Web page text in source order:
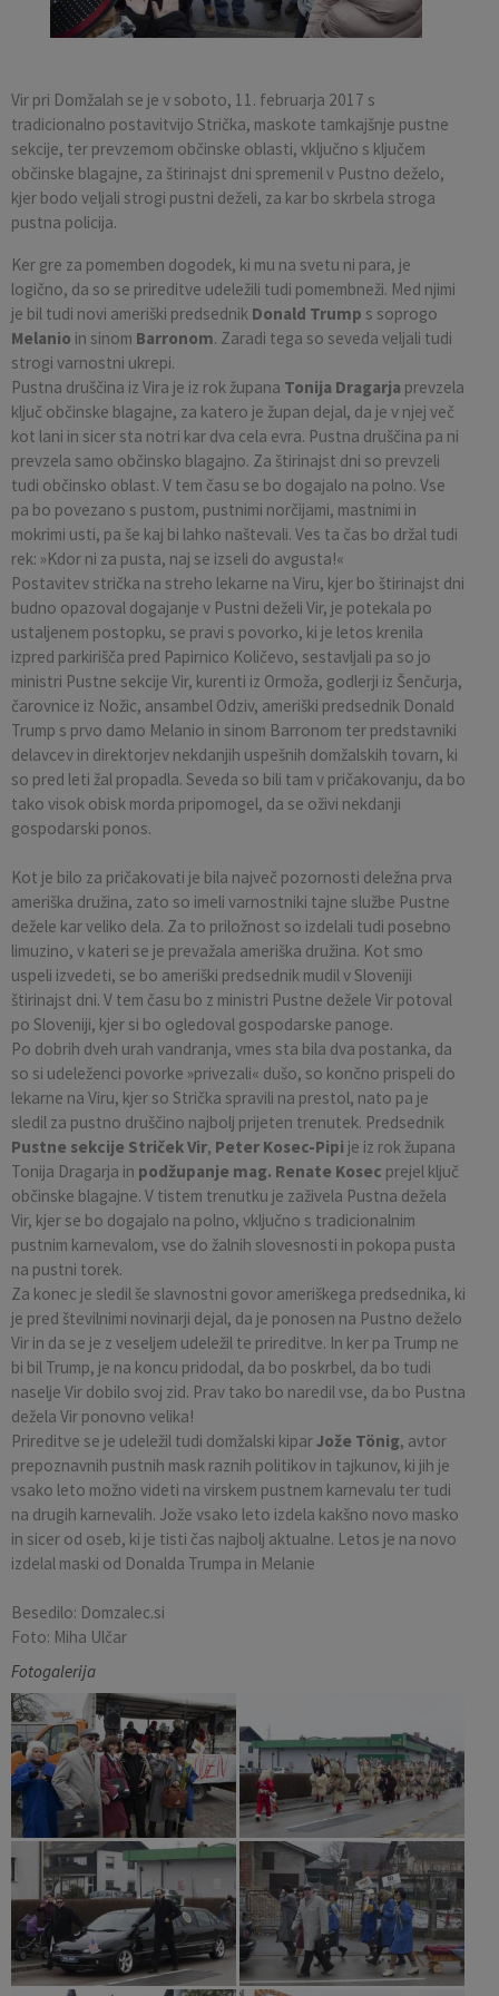
Vir pri Domžalah se je v soboto, 11. februarja 2017 s
tradicionalno postavitvijo Strička, maskote tamkajšnje pustne
sekcije, ter prevzemom občinske oblasti, vključno s ključem
občinske blagajne, za štirinajst dni spremenil v Pustno deželo,
kjer bodo veljali strogi pustni deželi, za kar bo skrbela stroga
pustna policija.
Ker gre za pomemben dogodek, ki mu na svetu ni para, je
logično, da so se prireditve udeležili tudi pomembneži. Med njimi
je bil tudi novi ameriški predsednik Donald Trump s soprogo
Melanio in sinom Barronom. Zaradi tega so seveda veljali tudi
strogi varnostni ukrepi.
Pustna druščina iz Vira je iz rok župana Tonija Dragarja prevzela
ključ občinske blagajne, za katero je župan dejal, da je v njej več
kot lani in sicer sta notri kar dva cela evra. Pustna druščina pa ni
prevzela samo občinsko blagajno. Za štirinajst dni so prevzeli
tudi občinsko oblast. V tem času se bo dogajalo na polno. Vse
pa bo povezano s pustom, pustnimi norčijami, mastnimi in
mokrimi usti, pa še kaj bi lahko naštevali. Ves ta čas bo držal tudi
rek: »Kdor ni za pusta, naj se izseli do avgusta!«
Postavitev strička na streho lekarne na Viru, kjer bo štirinajst dni
budno opazoval dogajanje v Pustni deželi Vir, je potekala po
ustaljenem postopku, se pravi s povorko, ki je letos krenila
izpred parkirišča pred Papirnico Količevo, sestavljali pa so jo
ministri Pustne sekcije Vir, kurenti iz Ormoža, godlerji iz Šenčurja,
čarovnice iz Nožic, ansambel Odziv, ameriški predsednik Donald
Trump s prvo damo Melanio in sinom Barronom ter predstavniki
delavcev in direktorjev nekdanjih uspešnih domžalskih tovarn, ki
so pred leti žal propadla. Seveda so bili tam v pričakovanju, da bo
tako visok obisk morda pripomogel, da se oživi nekdanji
gospodarski ponos.
Kot je bilo za pričakovati je bila največ pozornosti deležna prva
ameriška družina, zato so imeli varnostniki tajne službe Pustne
dežele kar veliko dela. Za to priložnost so izdelali tudi posebno
limuzino, v kateri se je prevažala ameriška družina. Kot smo
uspeli izvedeti, se bo ameriški predsednik mudil v Sloveniji
štirinajst dni. V tem času bo z ministri Pustne dežele Vir potoval
po Sloveniji, kjer si bo ogledoval gospodarske panoge.
Po dobrih dveh urah vandranja, vmes sta bila dva postanka, da
so si udeleženci povorke »privezali« dušo, so končno prispeli do
lekarne na Viru, kjer so Strička spravili na prestol, nato pa je
sledil za pustno druščino najbolj prijeten trenutek. Predsednik
Pustne sekcije Striček Vir, Peter Kosec-Pipi je iz rok župana
Tonija Dragarja in podžupanje mag. Renate Kosec prejel ključ
občinske blagajne. V tistem trenutku je zaživela Pustna dežela
Vir, kjer se bo dogajalo na polno, vključno s tradicionalnim
pustnim karnevalom, vse do žalnih slovesnosti in pokopa pusta
na pustni torek.
Za konec je sledil še slavnostni govor ameriškega predsednika, ki
je pred številnimi novinarji dejal, da je ponosen na Pustno deželo
Vir in da se je z veseljem udeležil te prireditve. In ker pa Trump ne
bi bil Trump, je na koncu pridodal, da bo poskrbel, da bo tudi
naselje Vir dobilo svoj zid. Prav tako bo naredil vse, da bo Pustna
dežela Vir ponovno velika!
Prireditve se je udeležil tudi domžalski kiparJože Tönig, avtor
prepoznavnih pustnih mask raznih politikov in tajkunov, ki jih je
vsako leto možno videti na virskem pustnem karnevalu ter tudi
na drugih karnevalih. Jože vsako leto izdela kakšno novo masko
in sicer od oseb, ki je tisti čas najbolj aktualne. Letos je na novo
izdelal maski od Donalda Trumpa in Melanie
Besedilo: Domzalec.si
Foto: Miha Ulčar
Fotogalerija
Pobratene občine
Občina Moravče
Občinska volilna komisija
Državni organi
Svet za preventivo in vzgojo v cestnem prometu
Uradne ure
Zapuščene živali
Oskrba s plinom
Srednja šola Domžale
Urejanje javnih površin
Pomembni kontakti
Glasilo Slamnik
Občinski predpisi
Proračun Občine
E-obvestila Občine
Lokalne volitve